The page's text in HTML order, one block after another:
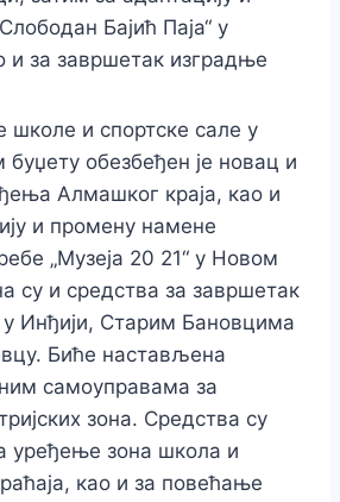
Бајић Паја“ у
и за завршетак изградње
школе и спортске сале у
обезбеђен је новац и
Алмашког краја, као и
и промену намене
„Музеја 20 21“ у Новом
су и средства за завршетак
у Инђији, Старим Бановцима
Биће настављена
самоуправама за
зона. Средства су
уређење зона школа и
као и за повећање